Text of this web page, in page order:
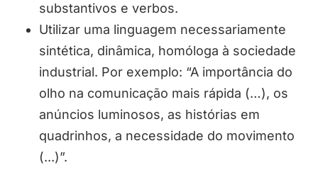
substantivos e verbos.
Utilizar uma linguagem necessariamente
sintética, dinâmica, homóloga à sociedade
industrial. Por exemplo: “A importância do
olho na comunicação mais rápida (…), os
anúncios luminosos, as histórias em
quadrinhos, a necessidade do movimento
(...)”.